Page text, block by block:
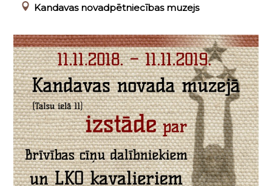
Kandavas novadpētniecības muzejs